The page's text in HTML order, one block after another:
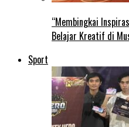
“Membingkai
Belajar Kreatif di
Sport